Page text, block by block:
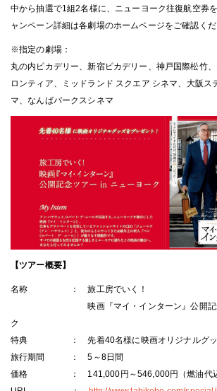
中から抽選で1組2名様に、ニューヨーク往復航空券
ャンペーン詳細は各劇場のホームページをご確認くだ
※指定の劇場：
丸の内ピカデリー、新宿ピカデリー、神戸国際松竹
ロンティア、ミッドランド スクエア シネマ、大阪ス
マ、なんばパークスシネマ
【ツアー概要】
名称 ： 旅工房でいく！
映画『マイ・インターン』公開記念ツ
ク
特典 ： 先着40名様に映画オリジナルグッズ
旅行期間 ： 5～8日間
価格 ： 141,000円～546,000円（燃油代込